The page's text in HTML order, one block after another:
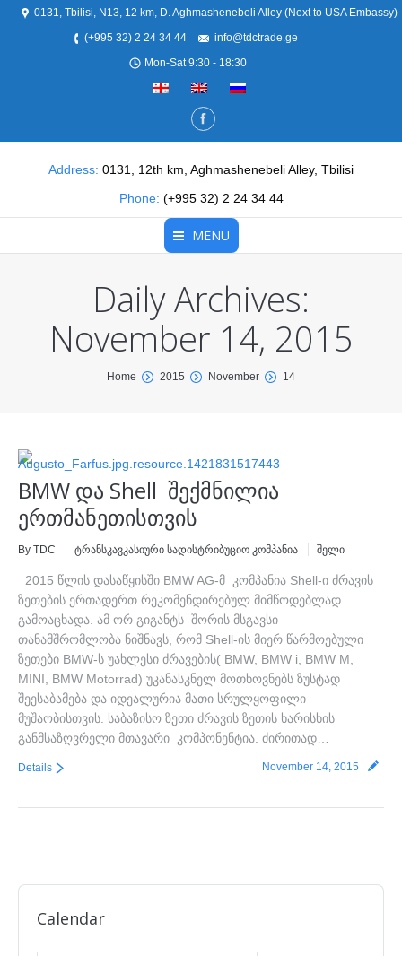
0131, Tbilisi, N13, 12 km, D. Aghmashenebeli Alley (Next to USA Embassy)
(+995 32) 2 24 34 44
info@tdctrade.ge
Mon-Sat 9:30 - 18:30
Address: 0131, 12th km, Aghmashenebeli Alley, Tbilisi
Phone: (+995 32) 2 24 34 44
MENU
მთავარი
ჩვენ შესახებ
კორპ. კლიენტებისთვის
ჩვენი ბრენდები
კონტაქტი
Daily Archives:
November 14, 2015
Home 2015 November 14
BMW და Shell შექმნილია
ერთმანეთისთვის
By TDC ტრანსკავკასიური სადისტრიბუციო კომპანია შელი
2015 წლის დასაწყისში BMW AG-მ კომპანია Shell-ი ძრავის
ზეთების ერთადერთ რეკომენდირებულ მიმწოდებლად
გამოაცხადა. ამ ორ გიგანტს შორის მსგავსი
თანამშრომლობა ნიშნავს, რომ Shell-ის მიერ წარმოებული
ზეთები BMW-ს უახლესი ძრავების( BMW, BMW i, BMW M,
MINI, BMW Motorrad) უკანასკნელ მოთხოვნებს ზუსტად
შეესაბამება და იდეალურია მათი სრულყოფილი
მუშაობისთვის. საბაზისო ზეთი ძრავის ზეთის ხარისხის
განმსაზღვრელი მთავარი კომპონენტია. ძირითად…
November 14, 2015
Details
Calendar